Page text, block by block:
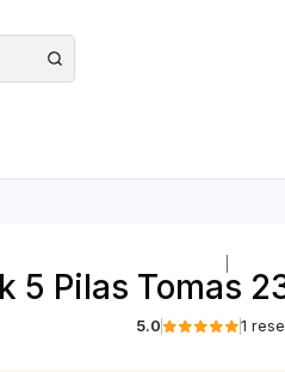
5 Pilas Tomas
5.0 1